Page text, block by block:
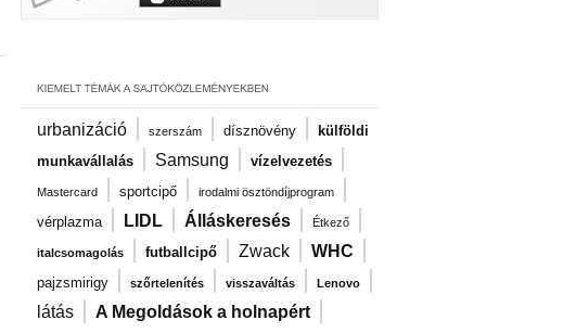
urbanizáció | szerszám | dísznövény |
külföldi
munkavállalás | Samsung | vízelvezetés |
Mastercard | sportcipő | irodalmi ösztöndíjprogram |
vérplazma | LIDL | Álláskeresés | Étkező |
italcsomagolás | futballcipő | Zwack | WHC |
pajzsmirigy | szőrtelenítés | visszaváltás | Lenovo |
látás | A Megoldások a holnapért |